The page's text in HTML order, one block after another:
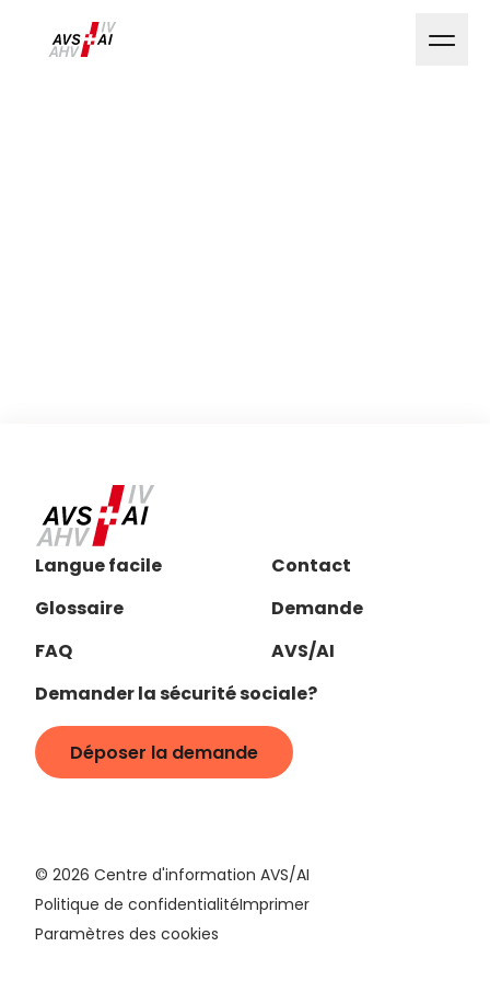
Langue facile
Glossaire
FAQ
Contact
Demande
AVS/AI
Demander la sécurité sociale?
Déposer la demande
© 2026 Centre d'information AVS/AI
Politique de confidentialitéImprimer
Paramètres des cookies